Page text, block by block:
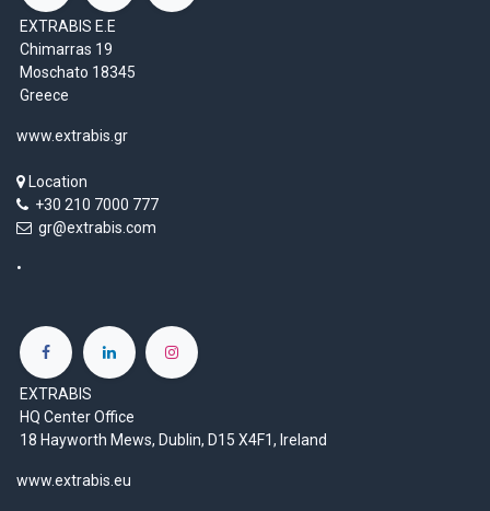
EXTRABIS E.E
Chimarras 19
Moschato 18345
Greece
www.extrabis.gr
Location
+30 210 7000 777
gr@extrabis.com
EXTRABIS
HQ Center Office
18 Hayworth Mews, Dublin, D15 X4F1, Ireland
www.extrabis.eu